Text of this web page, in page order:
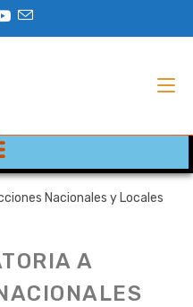
Nacionales y Locales
A